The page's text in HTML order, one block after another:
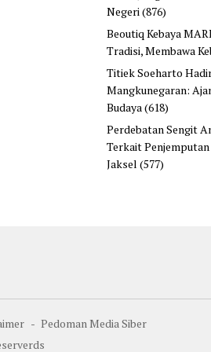
Negeri(876)
Beoutiq Kebaya
Tradisi, Membawa
Titiek Soeharto
Mangkunegaran:
Budaya(618)
Perdebatan Sengit
Terkait
Jaksel (577)
Pedoman Media Siber